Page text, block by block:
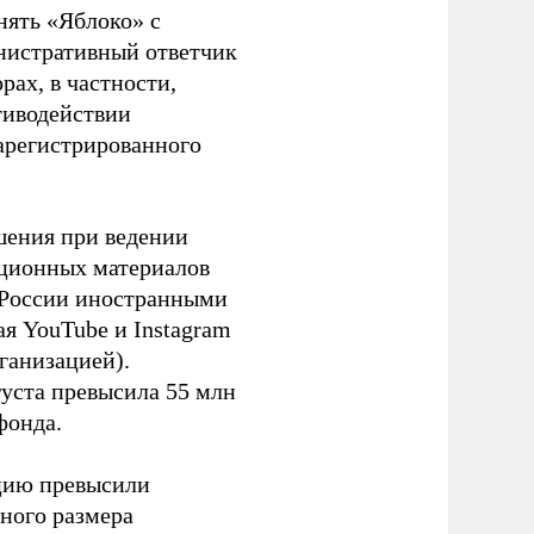
«Яблоко» с
ответчик
в частности,
при ведении
материалов
иностранными
YouTube и Instagram
превысила 55 млн
превысили
размера